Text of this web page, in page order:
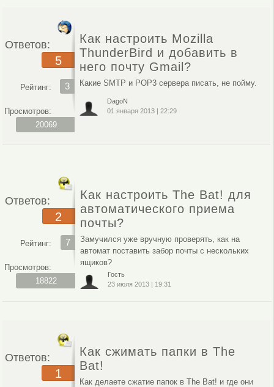
Ответов:
5
Рейтинг: 3
Просмотров:
20069
Как настроить Mozilla
ThunderBird и добавить в
него почту Gmail?
Какие SMTP и POP3 сервера писать, не пойму.
DagoN
01 января 2013 |22:29
Ответов:
2
Рейтинг: 7
Просмотров:
18822
Как настроить The Bat! для
автоматического приема
почты?
Замучился уже вручную проверять, как на
автомат поставить забор почты с нескольких
ящиков?
Гость
23 июля 2013| 19:31
Ответов:
1
Как сжимать папки в The
Bat!
Как делаете сжатие папок в The Bat! и где они